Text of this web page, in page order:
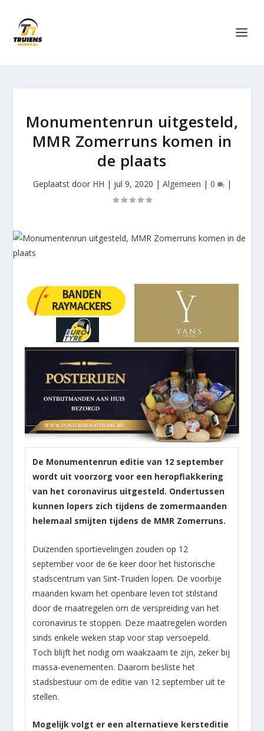
Monumentenrun uitgesteld,
MMR Zomerruns komen in
de plaats
Geplaatst door HH | jul 9, 2020 | Algemeen | 0 |
De Monumentenrun editie van 12 september
wordt uit voorzorg voor een heropflakkering
van het coronavirus uitgesteld. Ondertussen
kunnen lopers zich tijdens de zomermaanden
helemaal smijten tijdens de MMR Zomerruns.
Duizenden sportievelingen zouden op 12
september voor de 6e keer door het historische
stadscentrum van Sint-Truiden lopen. De voorbije
maanden kwam het openbare leven tot stilstand
door de maatregelen om de verspreiding van het
coronavirus te stoppen. Deze maatregelen worden
sinds enkele weken stap voor stap versoepeld.
Toch blijft het nodig om waakzaam te zijn, zeker bij
massa-evenementen. Daarom besliste het
stadsbestuur om de editie van 12 september uit te
stellen.
Mogelijk volgt er een alternatieve kersteditie